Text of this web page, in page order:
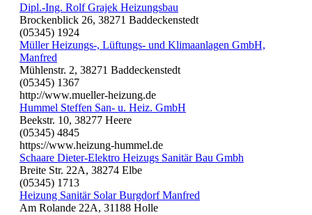
Dipl.-Ing. Rolf Grajek Heizungsbau
Brockenblick 26, 38271 Baddeckenstedt
(05345) 1924
Müller Heizungs-, Lüftungs- und Klimaanlagen GmbH,
Manfred
Mühlenstr. 2, 38271 Baddeckenstedt
(05345) 1367
http://www.mueller-heizung.de
Hummel Steffen San- u. Heiz. GmbH
Beekstr. 10, 38277 Heere
(05345) 4845
https://www.heizung-hummel.de
Schaare Dieter-Elektro Heizugs Sanitär Bau Gmbh
Breite Str. 22A, 38274 Elbe
(05345) 1713
Heizung Sanitär Solar Burgdorf Manfred
Am Rolande 22A, 31188 Holle